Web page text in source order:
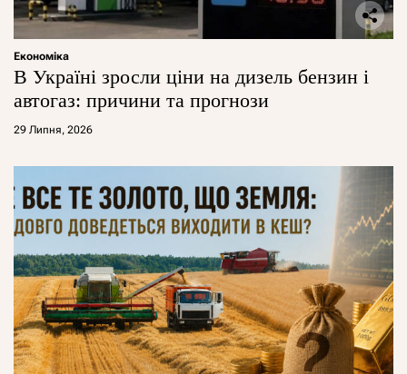
Економіка
В Україні зросли ціни на дизель бензин і
автогаз: причини та прогнози
29 Липня, 2026